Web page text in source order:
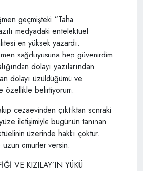
geçmişteki “Taha
medyadaki entelektüel
en yüksek yazardı.
sağduyusuna hep güvenirdim.
dolayı yazılarından
dolayı üzüldüğümü ve
özellikle belirtiyorum.
cezaevinden çıktıktan sonraki
iletişimiyle bugünün tanınan
üzerinde hakkı çoktur.
uzun ömürler versin.
VE KIZILAY’IN YÜKÜ